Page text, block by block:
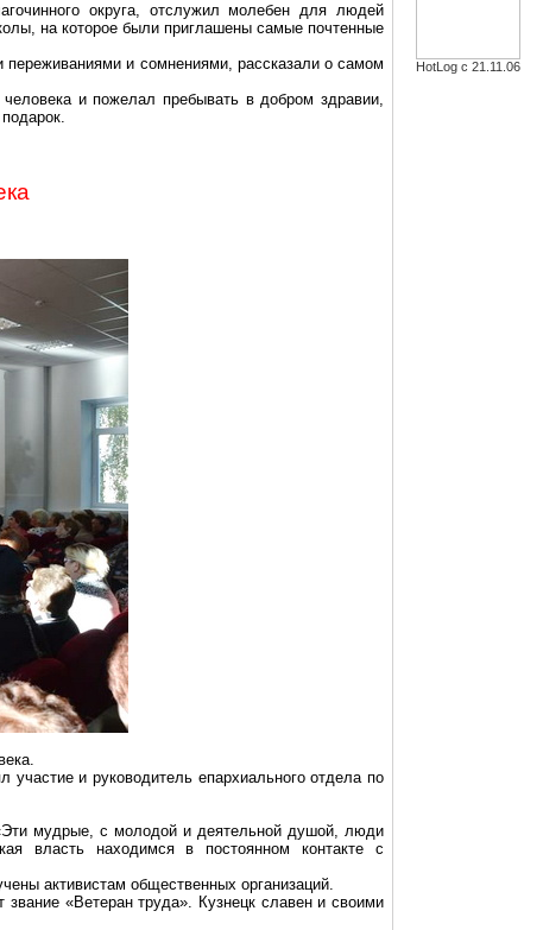
округа, отслужил молебен для людей
на которое были приглашены самые почтенные
и сомнениями, рассказали о самом
и пожелал пребывать в добром здравии,
участие и руководитель епархиального отдела по
мудрые, с молодой и деятельной душой, люди
власть находимся в постоянном контакте с
активистам общественных организаций.
«Ветеран труда». Кузнецк славен и своими
HotLog с 21.11.06